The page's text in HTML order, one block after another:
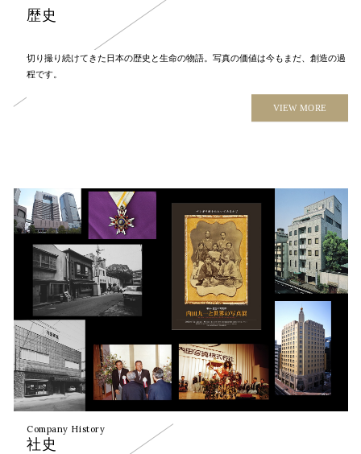
歴史
切り撮り続けてきた日本の歴史と生命の物語。写真の価値は今もまだ、創造の過
程です。
VIEW MORE
Company History
社史